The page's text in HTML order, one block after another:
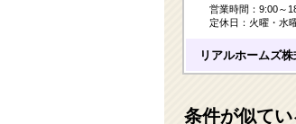
営業時間：9:00～
定休日：火曜・水
リアルホームズ
条件が似て